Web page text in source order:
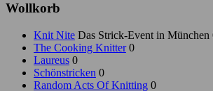
Wollkorb
Knit Nite Das Strick-Event in München
The Cooking Knitter0
Laureus 0
Schönstricken 0
Random Acts Of Knitting 0